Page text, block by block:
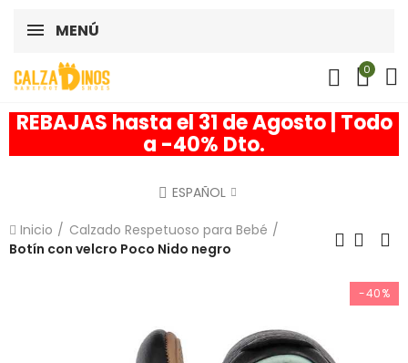
MENÚ
0
REBAJAS hasta el 31 de Agosto | Todo
a -40% Dto.
ESPAÑOL
Inicio
Calzado Respetuoso para Bebé
Botín con velcro Poco Nido negro
-40%